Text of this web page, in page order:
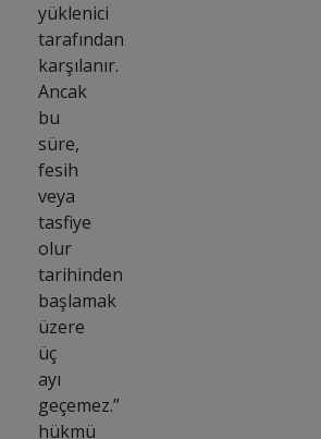
yüklenici
tarafından
karşılanır.
Ancak
bu
süre,
fesih
veya
tasfiye
olur
tarihinden
başlamak
üzere
üç
ayı
geçemez.”
hükmü